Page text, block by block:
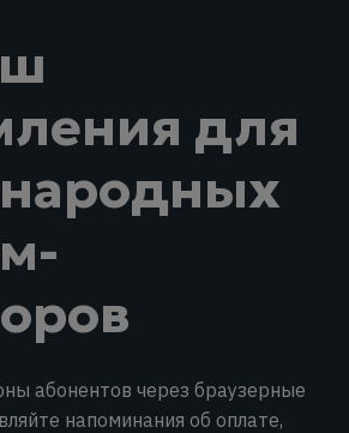
для
абонентов через браузерные
напоминания об оплате,